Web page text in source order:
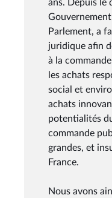
ans. Depuis le
Parlement, a
juridique afin
à la
les achats
social et
achats
potentialités
commande
grandes, et
France.
Nous avons